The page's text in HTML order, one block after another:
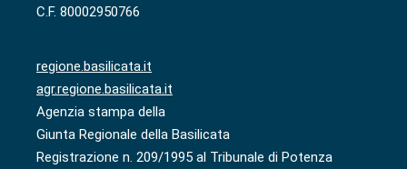
C.F. 80002950766
regione.basilicata.it
agr.regione.basilicata.it
Agenzia stampa della
Giunta Regionale della Basilicata
Registrazione n. 209/1995 al Tribunale di Potenza